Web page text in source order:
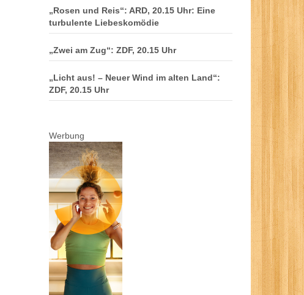
„Rosen und Reis“: ARD, 20.15 Uhr: Eine
turbulente Liebeskomödie
„Zwei am Zug“: ZDF, 20.15 Uhr
„Licht aus! – Neuer Wind im alten Land“:
ZDF, 20.15 Uhr
Werbung